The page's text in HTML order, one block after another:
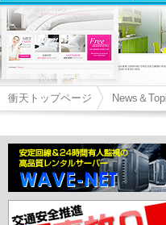
衝天トップページ News＆